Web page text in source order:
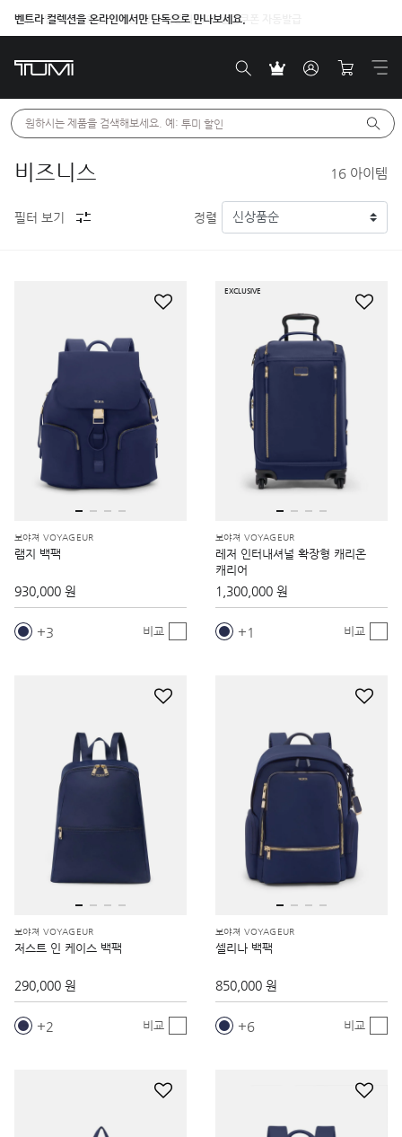
벤트라 컬렉션을 온라인에서만 단독으로 만나보세요.
원하시는 제품을 검색해보세요. 예: 투미 할인
비즈니스 16 아이템
필터 보기 정렬
보야져 VOYAGEUR
램지 백팩
930,000 원
3 비교
EXCLUSIVE
보야져 VOYAGEUR
레저 인터내셔널 확장형 캐리온
캐리어
1,300,000 원
1 비교
보야져 VOYAGEUR
저스트 인 케이스 백팩
290,000 원
2 비교
보야져 VOYAGEUR
셀리나 백팩
850,000 원
6 비교